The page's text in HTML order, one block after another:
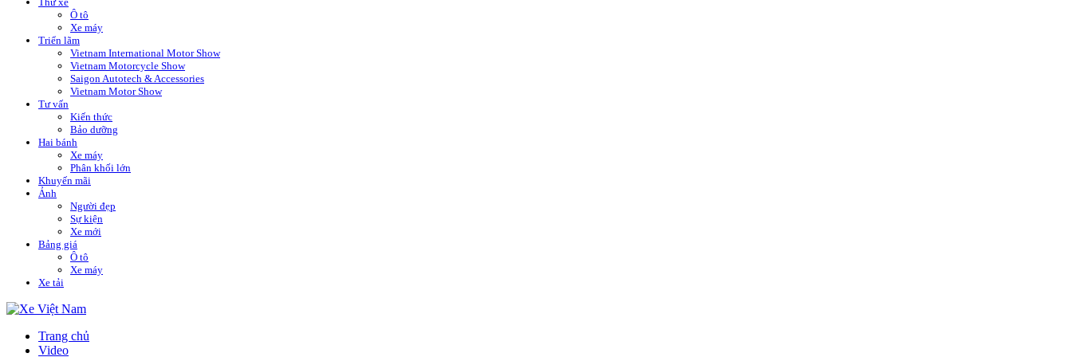
Ô tô
Xe máy
Triển lãm
Vietnam International Motor Show
Vietnam Motorcycle Show
Saigon Autotech & Accessories
Vietnam Motor Show
Tư vấn
Kiến thức
Bảo dưỡng
Hai bánh
Xe máy
Phân khối lớn
Khuyến mãi
Ảnh
Người đẹp
Sự kiện
Xe mới
Bảng giá
Ô tô
Xe máy
Xe tải
Trang chủ
Video